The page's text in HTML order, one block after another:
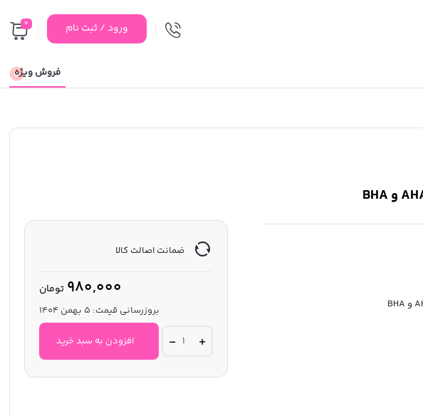
ورود / ثبت نام 0
فروش ویژه
ضمانت اصالت کالا
980,000 تومان
بروزرسانی قیمت: 5 بهمن 1404
سرم
لایه
زغالی
افزودن به سبد خرید